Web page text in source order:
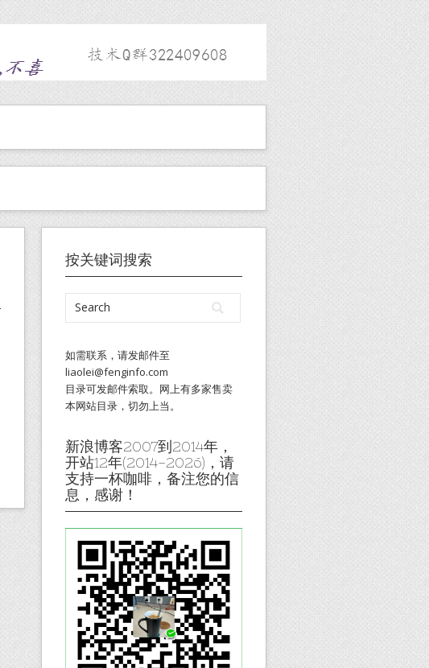
按关键词搜索
如需联系，请发邮件至
liaolei@fenginfo.com
目录可发邮件索取。网上有多家售卖
本网站目录，切勿上当。
新浪博客2007到2014年，
开站12年(2014-2026)，请
支持一杯咖啡，备注您的信
息，感谢！